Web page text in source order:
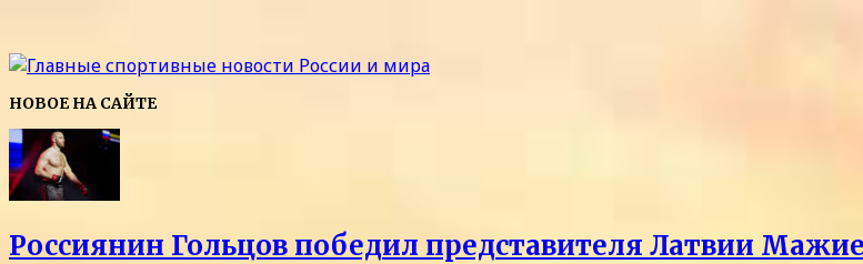
НОВОЕ НА САЙТЕ
Россиянин Гольцов победил представителя Латвии